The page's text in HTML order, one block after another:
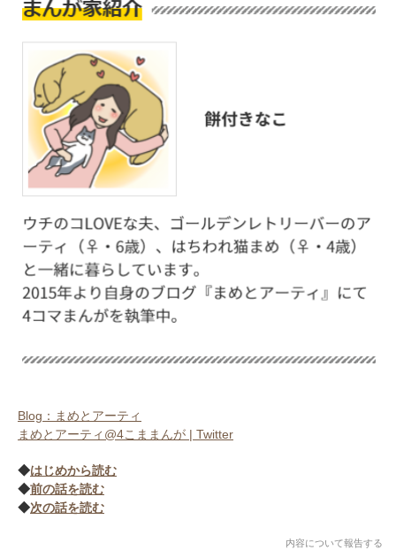
Blog：まめとアーティ
まめとアーティ@4こままんが | Twitter
◆はじめから読む
◆前の話を読む
◆次の話を読む
内容について報告する
pecodogs
いぬ部をフォロー
ねこ部をフォロー
アプリをダウンロードする